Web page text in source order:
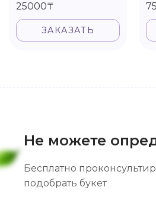
25000₸
ЗАКАЗАТЬ
Не можете
Бесплатно
подобрать букет